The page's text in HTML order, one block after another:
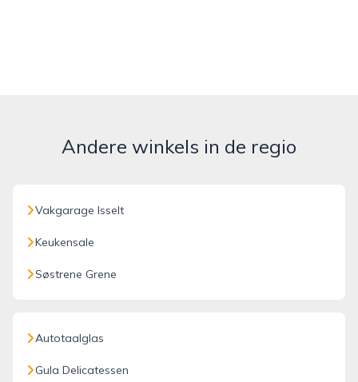
Andere winkels in de regio
Vakgarage Isselt
Keukensale
Søstrene Grene
Autotaalglas
Gula Delicatessen